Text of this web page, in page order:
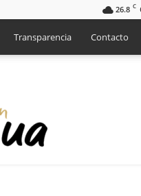
26.8 C
Transparencia Contacto